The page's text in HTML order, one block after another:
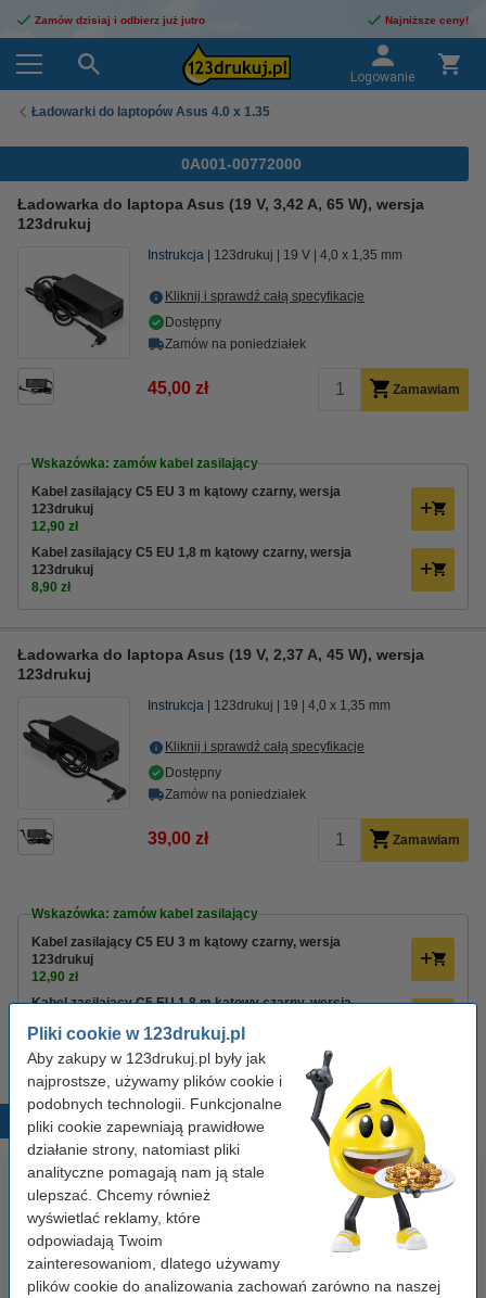
Pliki cookie w 123drukuj.pl
Aby zakupy w 123drukuj.pl były jak
najprostsze, używamy plików cookie i
podobnych technologii. Funkcjonalne
pliki cookie zapewniają prawidłowe
działanie strony, natomiast pliki
analityczne pomagają nam ją stale
ulepszać. Chcemy również
wyświetlać reklamy, które
odpowiadają Twoim
zainteresowaniom, dlatego używamy
plików cookie do analizowania zachowań zarówno na naszej
Zamów dzisiaj i odbierz już jutro Najniższe ceny!
Logowanie
Ładowarki do laptopów Asus 4.0 x 1.35
0A001-00772000
Ładowarka do laptopa Asus (19 V, 3,42 A, 65 W), wersja
123drukuj
Instrukcja 123drukuj 19 V 4,0 x 1,35 mm
Kliknij i sprawdź całą specyfikacje
Dostępny
Zamów na poniedziałek
45,00 zł Zamawiam
Wskazówka: zamów kabel zasilający
Kabel zasilający C5 EU 3 m kątowy czarny, wersja
123drukuj
12,90 zł
Kabel zasilający C5 EU 1,8 m kątowy czarny, wersja
123drukuj
8,90 zł
Ładowarka do laptopa Asus (19 V, 2,37 A, 45 W), wersja
123drukuj
Instrukcja 123drukuj 19 4,0 x 1,35 mm
Kliknij i sprawdź całą specyfikacje
Dostępny
Zamów na poniedziałek
39,00 zł Zamawiam
Wskazówka: zamów kabel zasilający
Kabel zasilający C5 EU 3 m kątowy czarny, wersja
123drukuj
12,90 zł
Kabel zasilający C5 EU 1,8 m kątowy czarny, wersja
8,90 zł
Popularne produkty